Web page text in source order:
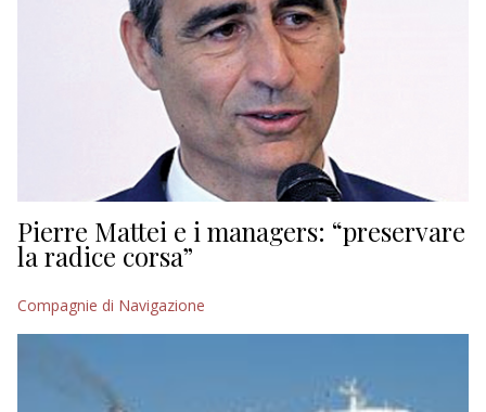
Pierre Mattei e i managers: “preservare
la radice corsa”
Compagnie di Navigazione